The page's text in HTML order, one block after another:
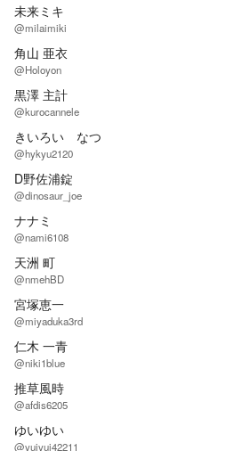
未来ミキ
@milaimiki
角山 亜衣
@Holoyon
黒澤 主計
@kurocannele
きいろい なつ
@hykyu2120
D野佐浦錠
@dinosaur_joe
ナナミ
@nami6108
天洲 町
@nmehBD
宮塚恵一
@miyaduka3rd
仁木 一青
@niki1blue
推草風時
@afdis6205
ゆいゆい
@yuiyui42211